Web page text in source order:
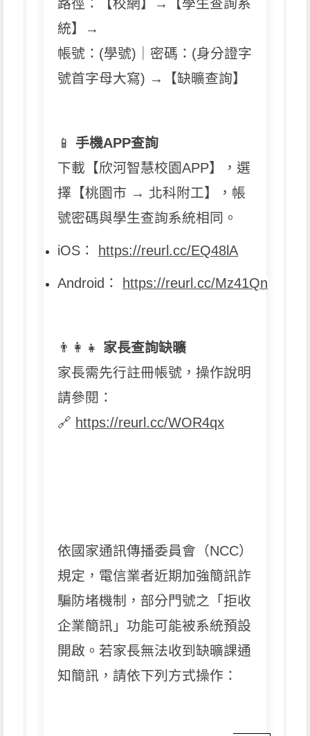
路徑：【校網】→【學生查詢系
統】→
帳號：(學號)｜密碼：(身分證字
號首字母大寫) →【缺曠查詢】
📱
手機APP查詢
下載【欣河智慧校園APP】，選
擇【桃園市 → 北科附工】，帳
號密碼與學生查詢系統相同。
iOS ： https://reurl.cc/EQ48lA
Android ： https://reurl.cc/Mz41Qn
👨 👩 👧 家長查詢缺曠
家長需先行註冊帳號，操作說明
請參閱：
🔗 https://reurl.cc/WOR4qx
依國家通訊傳播委員會（NCC）
規定，電信業者近期加強簡訊詐
騙防堵機制，部分門號之「拒收
企業簡訊」功能可能被系統預設
開啟。若家長無法收到缺曠課通
知簡訊，請依下列方式操作：